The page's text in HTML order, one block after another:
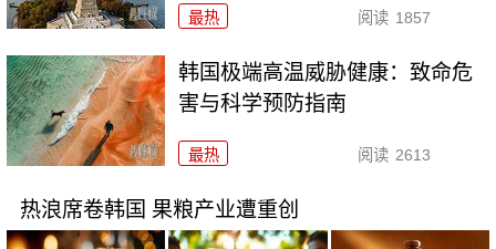
最热 阅读 1857
韩国极端高温威胁健康：致命危
害与科学预防指南
最热 阅读 2613
热浪席卷韩国 果粮产业遭重创